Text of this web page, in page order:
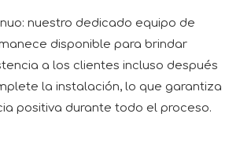
nuestro dedicado equipo de
disponible para brindar
a los clientes incluso después
la instalación, lo que garantiza
positiva durante todo el proceso.